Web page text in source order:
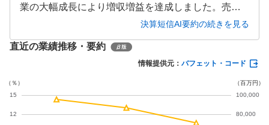
業の大幅成長により増収増益を達成しました。売上
高534億800万円(前年同期比13.5%増)、営業利益28
ています。2027年4月期はさらなる成長を見込み、売
上高614億8,000万円、営業利益41億8,000万円を予想
決算短信AI要約の続きを見る
直近の業績推移・要約
情報提供元： バフェット・コード